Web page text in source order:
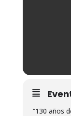
“130 años